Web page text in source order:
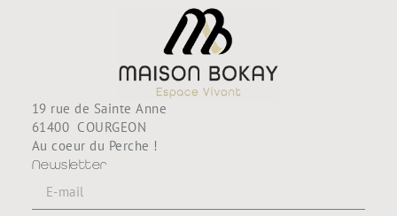
19 rue de Sainte Anne
61400 COURGEON
Au coeur du Perche !
Newsletter